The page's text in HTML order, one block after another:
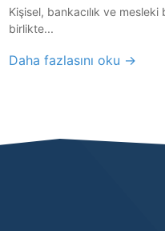
Kişisel, bankacılık ve
birlikte...
Daha fazlasını oku →